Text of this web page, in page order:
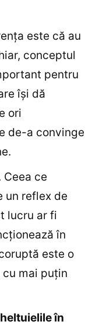
este că au
conceptul
pentru
îşi dă
ori
de-a convinge
ce
un reflex de
lucru ar fi
în
este o
mai puţin
în